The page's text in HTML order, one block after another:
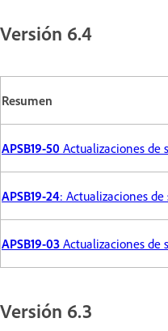
Versión 6.4
Resumen
APSB19-50 Actualizaciones de
APSB19-24: Actualizaciones
APSB19-03 Actualizaciones de
Versión 6.3